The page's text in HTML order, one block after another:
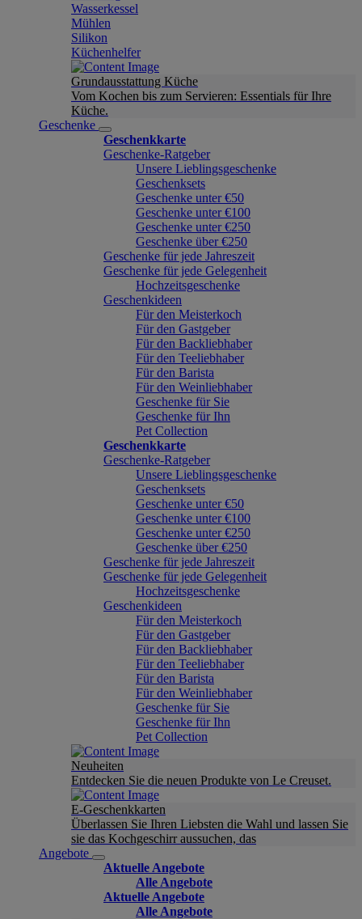
Wasserkessel
Mühlen
Silikon
Küchenhelfer
Grundausstattung Küche
Vom Kochen bis zum Servieren: Essentials für Ihre
Küche.
Geschenke
Geschenkkarte
Geschenke-Ratgeber
Unsere Lieblingsgeschenke
Geschenksets
Geschenke unter €50
Geschenke unter €100
Geschenke unter €250
Geschenke über €250
Geschenke für jede Jahreszeit
Geschenke für jede Gelegenheit
Hochzeitsgeschenke
Geschenkideen
Für den Meisterkoch
Für den Gastgeber
Für den Backliebhaber
Für den Teeliebhaber
Für den Barista
Für den Weinliebhaber
Geschenke für Sie
Geschenke für Ihn
Pet Collection
Geschenkkarte
Geschenke-Ratgeber
Unsere Lieblingsgeschenke
Geschenksets
Geschenke unter €50
Geschenke unter €100
Geschenke unter €250
Geschenke über €250
Geschenke für jede Jahreszeit
Geschenke für jede Gelegenheit
Hochzeitsgeschenke
Geschenkideen
Für den Meisterkoch
Für den Gastgeber
Für den Backliebhaber
Für den Teeliebhaber
Für den Barista
Für den Weinliebhaber
Geschenke für Sie
Geschenke für Ihn
Pet Collection
Neuheiten
Entdecken Sie die neuen Produkte von Le Creuset.
E-Geschenkkarten
Überlassen Sie Ihren Liebsten die Wahl und lassen Sie
sie das Kochgeschirr aussuchen, das
Angebote
Aktuelle Angebote
Alle Angebote
Aktuelle Angebote
Alle Angebote